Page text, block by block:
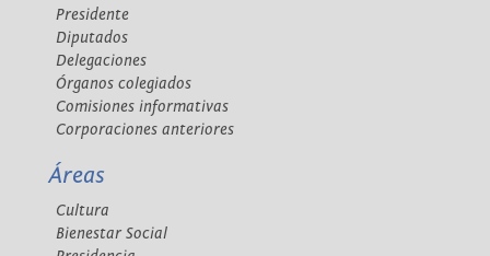
Presidente
Diputados
Delegaciones
Órganos colegiados
Comisiones informativas
Corporaciones anteriores
Áreas
Cultura
Bienestar Social